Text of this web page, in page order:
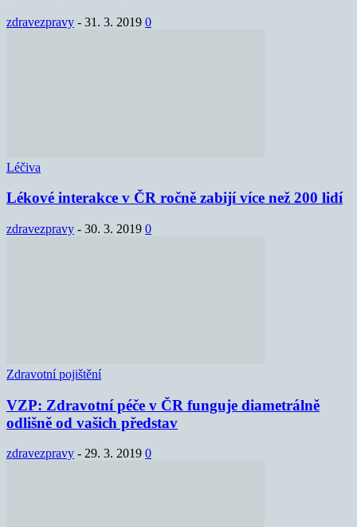
zdravezpravy - 31. 3. 2019 0
Léčiva
Lékové interakce v ČR ročně zabijí více než 200 lidí
zdravezpravy - 30. 3. 2019 0
Zdravotní pojištění
VZP: Zdravotní péče v ČR funguje diametrálně
odlišně od vašich představ
zdravezpravy - 29. 3. 2019 0